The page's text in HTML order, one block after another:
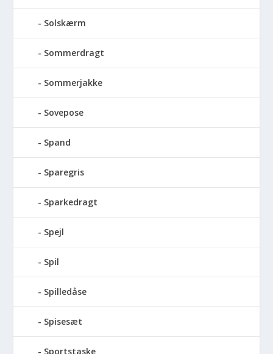
Solskærm
Sommerdragt
Sommerjakke
Sovepose
Spand
Sparegris
Sparkedragt
Spejl
Spil
Spilledåse
Spisesæt
Sportstaske